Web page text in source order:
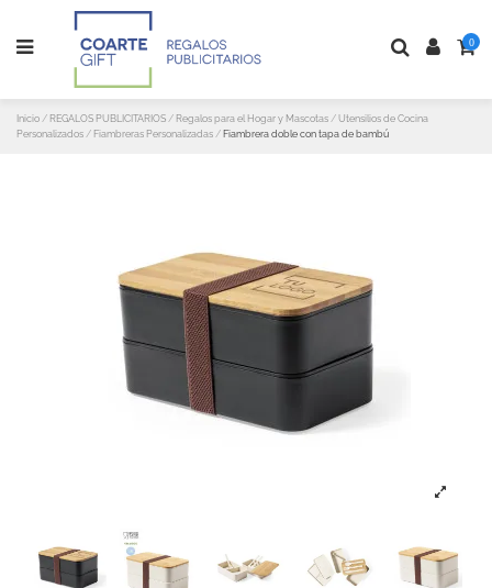
0
Inicio REGALOS PUBLICITARIOS Regalos para el Hogar y Mascotas
Utensilios de Cocina
Personalizados
Fiambreras Personalizadas Fiambrera doble con tapa de bambú